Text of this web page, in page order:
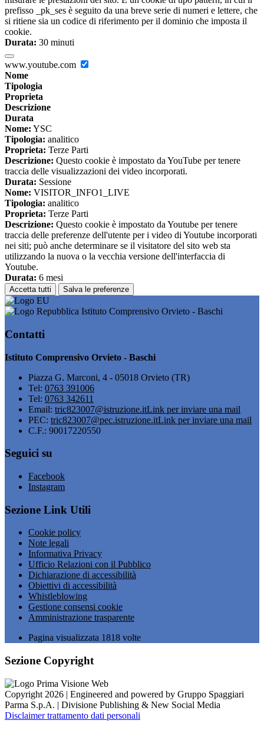
prefisso _pk_ses è seguito da una breve serie di numeri e lettere, che
si ritiene sia un codice di riferimento per il dominio che imposta il
cookie.
Durata: 30 minuti
www.youtube.com
Nome
Tipologia
Proprieta
Descrizione
Durata
Nome: YSC
Tipologia: analitico
Proprieta: Terze Parti
Descrizione: Questo cookie è impostato da YouTube per tenere
traccia delle visualizzazioni dei video incorporati.
Durata: Sessione
Nome: VISITOR_INFO1_LIVE
Tipologia: analitico
Proprieta: Terze Parti
Descrizione: Questo cookie è impostato da Youtube per tenere
traccia delle preferenze dell'utente per i video di Youtube incorporati
nei siti; può anche determinare se il visitatore del sito web sta
utilizzando la nuova o la vecchia versione dell'interfaccia di
Youtube.
Durata: 6 mesi
Accetta tutti Salva le preferenze
Istituto Comprensivo Orvieto - Baschi
Contatti
Istituto Comprensivo Orvieto - Baschi
Piazza G. Marconi, 4 - 05018 Orvieto (TR)
Tel: 0763 391006
Tel: 0763 342611
Email: tric823007@istruzione.itLink per inviare una mail
PEC: tric823007@pec.istruzione.itLink per inviare una mail
C.F.: 90017220550
Seguici su
Facebook
Instagram
Sezione Link Utili
Cookie policy
Note legali
Informativa Privacy
Ufficio Relazioni con il Pubblico
Dichiarazione di accessibilità
Obiettivi di accessibilità
Whistleblowing
Gestione consensi cookie
Amministrazione trasparente
Pagina visualizzata 1818 volte
Sezione Copyright
Copyright 2026 | Engineered and powered by Gruppo Spaggiari
Parma S.p.A. | Divisione Publishing & New Social Media
Disclaimer trattamento dati personali